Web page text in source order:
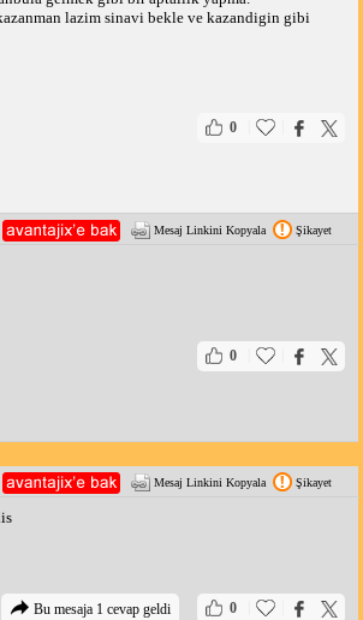
lazim sinavi bekle ve kazandigin gibi
0
Mesaj Linkini Kopyala Şikayet
0
Mesaj Linkini Kopyala Şikayet
0
Bu mesaja 1 cevap geldi